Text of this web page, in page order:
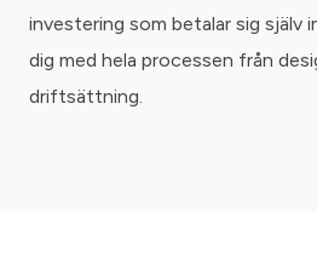
investering som betalar sig själv
dig med hela processen från
driftsättning.